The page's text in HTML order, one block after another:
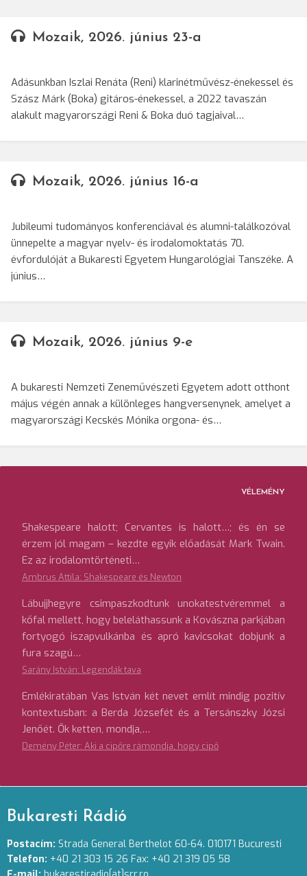
Mozaik, 2026. június 23-a
Adásunkban Iszlai Renáta (Reni) klarinétművész-énekessel és
Szász Márk (Boka) gitáros-énekessel, a 2022 tavaszán
alakult magyarországi Reni & Boka duó tagjaival…
Mozaik, 2026. június 16-a
Jubileumi tudományos konferenciával és alumni-találkozóval
ünnepelte a magyar nyelv- és irodalomoktatás 70.
évfordulóját a Bukaresti Egyetem Hungarológiai Tanszéke. A
június…
Mozaik, 2026. június 9-e
A bukaresti Nemzeti Zeneművészeti Egyetem adott otthont
május végén annak a különleges hangversenynek, amelyet a
magyarországi Kecskés Mónika orgona- és…
VÉLEMÉNY
Shakespeare halott; Cervantes is halott…; és én se
érzem jól magam – kezdte egyik előadását Mark Twain.
Ez az irodalomtörténeti…
Ambrus Attila: Shakespeare és Newton
Lábujjhegyre csimpaszkodtunk unokatestvéremmel a
kőfal mellett, hogy beleláthassunk a Kovászna parkjában
fortyogó iszapvulkánba és apró kavicsokat dobjunk a
fura szagú…
Sarány István: Legendák tava
Emlékiratában Vas István két nevet említ mindig pozitív
kontextusban: a Berda Józsefét és a Tersánszky Józsi
Jenőét. Ők ketten, mondja,…
Demény Péter: Aki a cipőre rámondja, hogy cipő
Bukaresti Rádió
Postacím: Strada General Berthelot 60-64. 010171 Bucuresti
Telefon: +40 21 303 15 26 Fax: +40 21 319 05 58